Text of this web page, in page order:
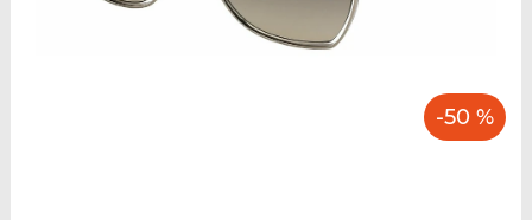
-50 %